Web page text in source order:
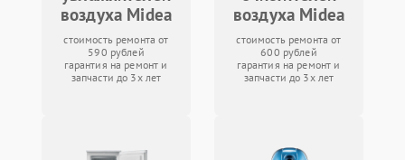
воздуха Midea
стоимость ремонта от
590 рублей
гарантия на ремонт и
запчасти до 3х лет
воздуха Midea
стоимость ремонта от
600 рублей
гарантия на ремонт и
запчасти до 3х лет